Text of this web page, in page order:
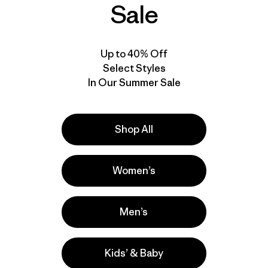
Sale
Up to 40% Off
Select Styles
In Our Summer Sale
Shop All
Women’s
Men’s
Kids’ & Baby